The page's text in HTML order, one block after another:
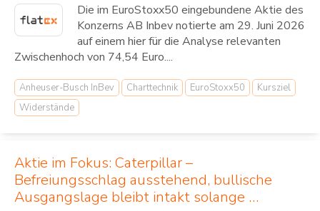
Die im EuroStoxx50 eingebundene Aktie des
Konzerns AB Inbev notierte am 29. Juni 2026
auf einem hier für die Analyse relevanten
Zwischenhoch von 74,54 Euro....
Anheuser-Busch InBev Charttechnik EuroStoxx50
Kursziel
Widerstände
Aktie im Fokus: Caterpillar –
Befreiungsschlag ausstehend, bullische
Ausgangslage bleibt intakt solange …